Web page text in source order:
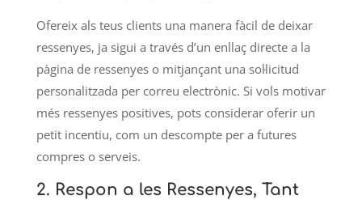
Ofereix als teus clients una manera fàcil de deixar
ressenyes, ja sigui a través d’un enllaç directe a la
pàgina de ressenyes o mitjançant una sol·licitud
personalitzada per correu electrònic. Si vols motivar
més ressenyes positives, pots considerar oferir un
petit incentiu, com un descompte per a futures
compres o serveis.
2. Respon a les Ressenyes, Tant